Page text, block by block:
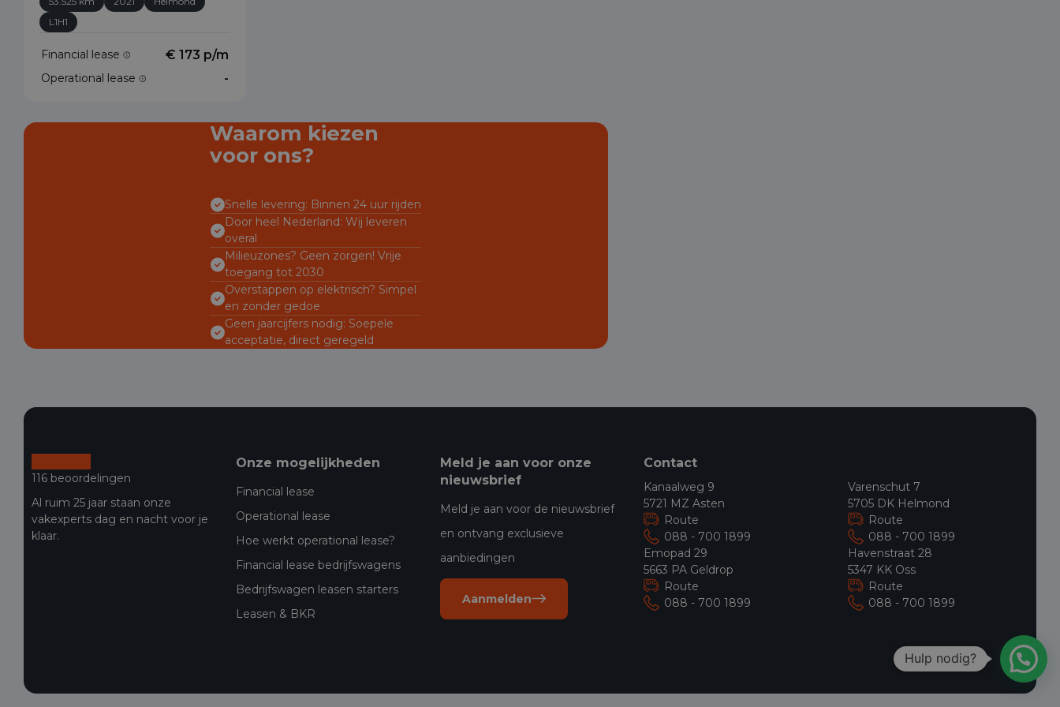
L1H1
Financial lease € 173 p/m
Operational lease -
Waarom kiezen
voor ons?
Snelle levering: Binnen 24 uur rijden
Door heel Nederland: Wij leveren
overal
Milieuzones? Geen zorgen! Vrije
toegang tot 2030
Overstappen op elektrisch? Simpel
en zonder gedoe
Geen jaarcijfers nodig: Soepele
acceptatie, direct geregeld
116 beoordelingen
Al ruim 25 jaar staan onze
vakexperts dag en nacht voor je
klaar.
Onze mogelijkheden
Financial lease
Operational lease
Hoe werkt operational lease?
Financial lease bedrijfswagens
Bedrijfswagen leasen starters
Leasen & BKR
Meld je aan voor onze
nieuwsbrief
Meld je aan voor de nieuwsbrief
en ontvang exclusieve
aanbiedingen
Aanmelden
Contact
Kanaalweg 9
5721 MZ Asten
Route
088 - 700 1899
Emopad 29
5663 PA Geldrop
Route
088 - 700 1899
Varenschut 7
5705 DK Helmond
Route
088 - 700 1899
Havenstraat 28
5347 KK Oss
Route
088 - 700 1899
Hulp nodig?